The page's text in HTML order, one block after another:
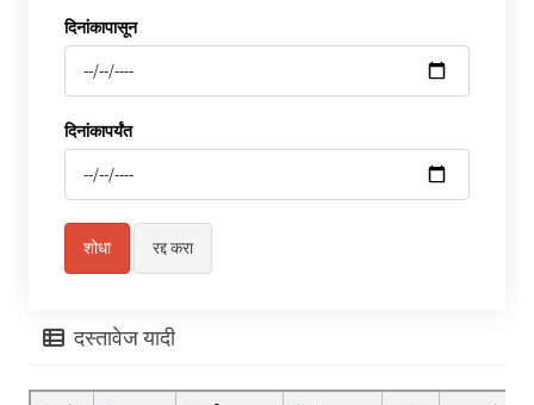
दिनांकापासून
दिनांकापर्यंत
दस्तावेज यादी